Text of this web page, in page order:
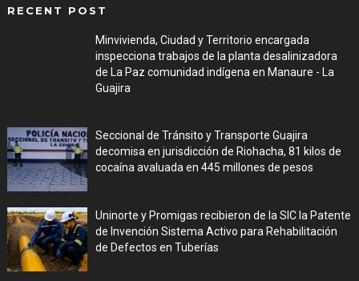
RECENT POST
Minvivienda, Ciudad y Territorio encargada
inspecciona trabajos de la planta desalinizadora
de La Paz comunidad indígena en Manaure - La
Guajira
Seccional de Tránsito y Transporte Guajira
decomisa en jurisdicción de Riohacha, 81 kilos de
cocaína avaluada en 445 millones de pesos
Uninorte y Promigas recibieron de la SIC la Patente
de Invención Sistema Activo para Rehabilitación
de Defectos en Tuberías